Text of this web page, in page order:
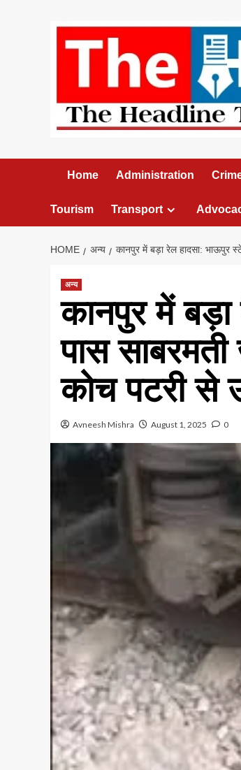
Home Administration
Tourism Transport
HOME अन्य कानपुर में बड़ा रेल हादसा: भाऊपुर
अन्य
कानपुर में
पास
कोच पटरी से
Avneesh Mishra August 1, 2025 0